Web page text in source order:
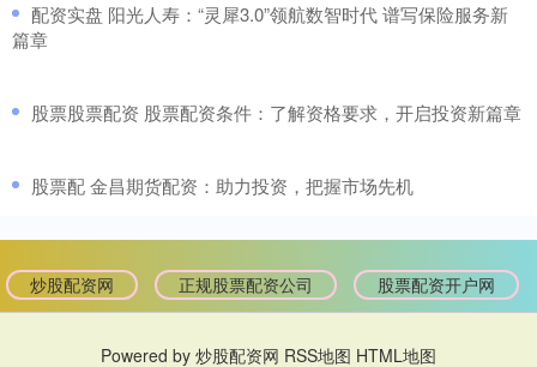
​配资实盘 阳光人寿：“灵犀3.0”领航数智时代 谱写保险服务新
篇章
​股票股票配资 股票配资条件：了解资格要求，开启投资新篇章
​股票配 金昌期货配资：助力投资，把握市场先机
炒股配资网 正规股票配资公司 股票配资开户网
Powered by 炒股配资网 RSS地图 HTML地图